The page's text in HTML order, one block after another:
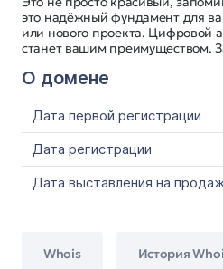
это надёжный фундамент для
или нового проекта. Цифровой
станет вашим преимуществом.
О домене
Дата первой регистрации
Дата регистрации
Дата выставления на
Whois История